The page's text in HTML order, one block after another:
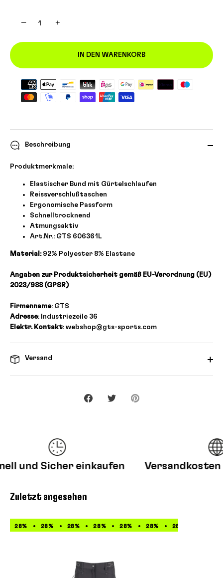
− +
IN DEN WARENKORB
Beschreibung
Produktmerkmale:
Elastischer Bund mit Gürtelschlaufen
Reissverschlußtaschen
Ergonomische Passform
Schnelltrocknend
Atmungsaktiv
Art.Nr.: GTS 606361L
Material:92% Polyester 8% Elastane
Angaben zur Produktsicherheit gemäß EU-Verordnung (EU)
2023/988 (GPSR)
Firmenname: GTS
Adresse: Industriezeile 36
Elektr. Kontakt: webshop@gts-sports.com
Versand
Teilen TwitternPinnen
und Sicher einkaufen Versandkosten
Zuletzt angesehen
28% 28% 28% 28% 28% 28% 28%